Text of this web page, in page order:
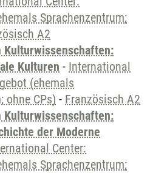
Sprachenzentrum;
A2
Kulturwissenschaften:
Kulturen - International
(ehemals
ohne CPs) - Französisch A2
Kulturwissenschaften:
der Moderne
Center:
Sprachenzentrum;